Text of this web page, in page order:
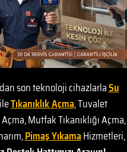
son teknoloji cihazlarlaSu
Tıkanıklık Açma, Tuvalet
Açma, Mutfak Tıkanıklığı Açma,
Pimaş YıkamaHizmetleri,